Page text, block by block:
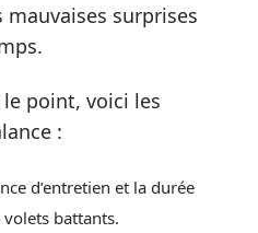
surprises
point, voici les
:
d’entretien et la durée
battants.